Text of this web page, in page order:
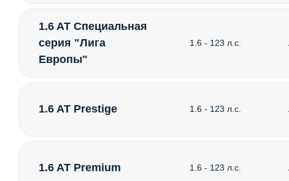
1.6 AT Специальная
серия "Лига
Европы"
1.6 - 123 л.с.
1.6 AT Prestige 1.6 - 123 л.с.
1.6 AT Premium 1.6 - 123 л.с.